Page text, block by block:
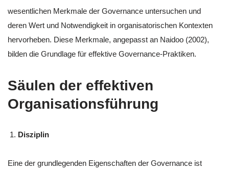
wesentlichen Merkmale der Governance untersuchen und
deren Wert und Notwendigkeit in organisatorischen Kontexten
hervorheben. Diese Merkmale, angepasst an Naidoo (2002),
bilden die Grundlage für effektive Governance-Praktiken.
Säulen der effektiven
Organisationsführung
Disziplin
Eine der grundlegenden Eigenschaften der Governance ist